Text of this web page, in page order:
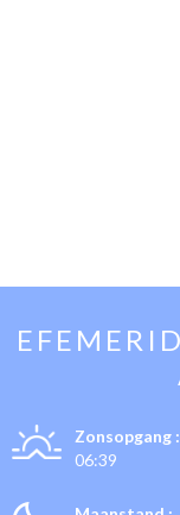
Zonsopgang :
06:39